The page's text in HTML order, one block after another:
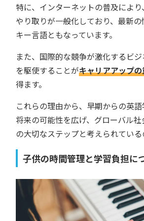
特に、インターネットの普及によ
やり取りが一般化しており、最新
キー言語ともなっています。
また、国際的な競争が激化するビ
を駆使することがキャリアアップ
得ます。
これらの理由から、早期からの英
将来の可能性を広げ、グローバル
の大切なステップと考えられている
子供の時間管理と学習負担に